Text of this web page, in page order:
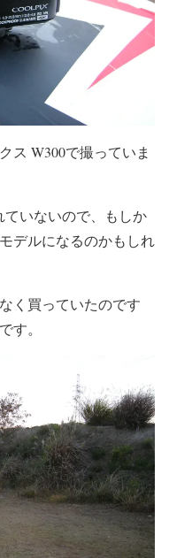
ス W300で撮っていま
ていないので、もしか
デルになるのかもしれ
く買っていたのです
す。